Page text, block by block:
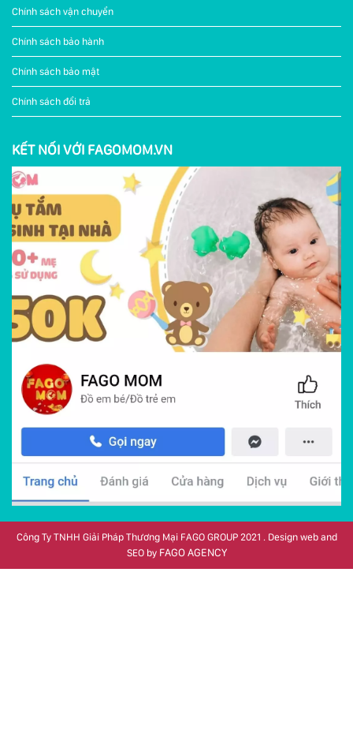
Chính sách vận chuyển
Chính sách bảo hành
Chính sách bảo mật
Chính sách đổi trả
KẾT NỐI VỚI FAGOMOM.VN
Công Ty TNHH Giải Pháp Thương Mại FAGO GROUP 2021 . Design web and
SEO by FAGO AGENCY